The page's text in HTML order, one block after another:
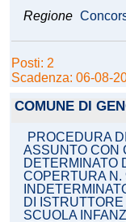
Regione
Posti: 2
Scadenza: 06-08-
COMUNE DI
PROCEDURA
ASSUNTO CON
DETERMINATO
COPERTURA N.
DI
SCUOLA